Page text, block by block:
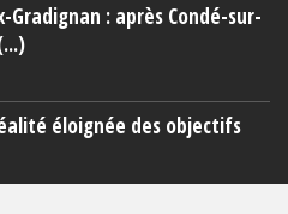
Gradignan : après Condé-sur-
éloignée des objectifs